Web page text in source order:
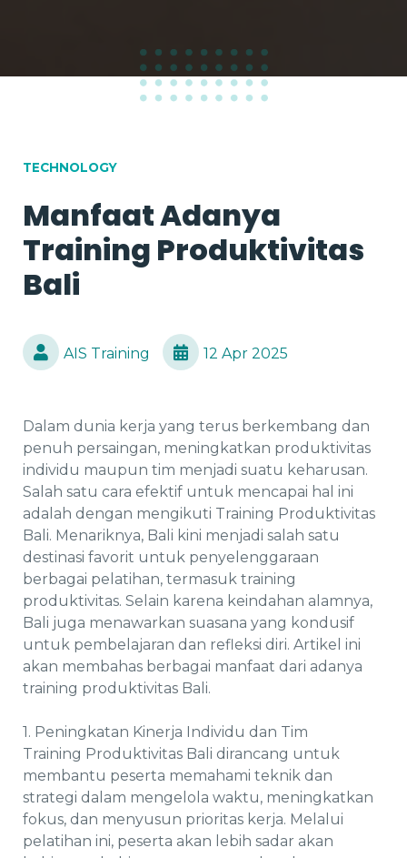
TECHNOLOGY
Manfaat Adanya
Training Produktivitas
Bali
AIS Training 12 Apr 2025
Dalam dunia kerja yang terus berkembang dan
penuh persaingan, meningkatkan produktivitas
individu maupun tim menjadi suatu keharusan.
Salah satu cara efektif untuk mencapai hal ini
adalah dengan mengikuti Training Produktivitas
Bali. Menariknya, Bali kini menjadi salah satu
destinasi favorit untuk penyelenggaraan
berbagai pelatihan, termasuk training
produktivitas. Selain karena keindahan alamnya,
Bali juga menawarkan suasana yang kondusif
untuk pembelajaran dan refleksi diri. Artikel ini
akan membahas berbagai manfaat dari adanya
training produktivitas Bali.
1. Peningkatan Kinerja Individu dan Tim
Training Produktivitas Bali dirancang untuk
membantu peserta memahami teknik dan
strategi dalam mengelola waktu, meningkatkan
fokus, dan menyusun prioritas kerja. Melalui
pelatihan ini, peserta akan lebih sadar akan